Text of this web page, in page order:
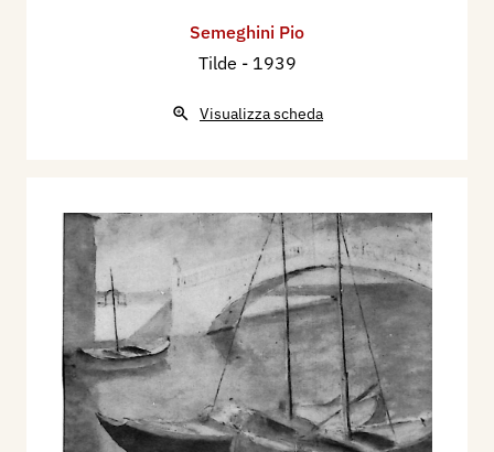
Semeghini Pio
Tilde - 1939
Visualizza scheda